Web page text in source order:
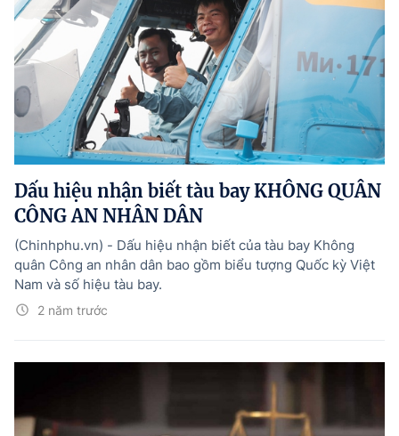
Dấu hiệu nhận biết tàu bay KHÔNG QUÂN
CÔNG AN NHÂN DÂN
2 năm trước
(Chinhphu.vn) - Dấu hiệu nhận biết của tàu bay Không
quân Công an nhân dân bao gồm biểu tượng Quốc kỳ Việt
Nam và số hiệu tàu bay.